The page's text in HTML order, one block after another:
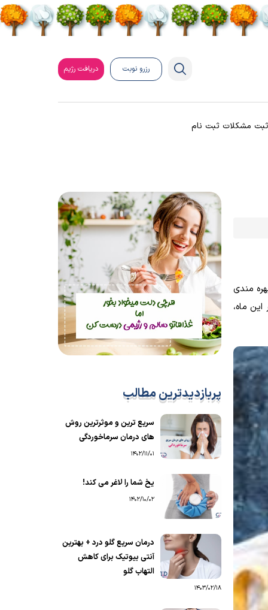
رزرو نوبت دریافت رژیم
ثبت مشکلات ثبت نام
مندی
ماه،
پربازدیدترین مطالب
سریع ترین و موثرترین روش
های درمان سرماخوردگی
1402/11/01
یخ شما را لاغر می کند!
1402/10/02
درمان سریع گلو درد + بهترین
آنتی بیوتیک برای کاهش
التهاب گلو
1403/02/18